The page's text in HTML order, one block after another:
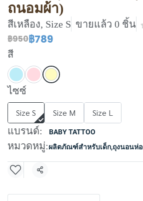
ถนอมผ้า)
สีเหลือง, Size S ขายแล้ว 0 ชิ้น
฿950฿789
สี
ไซซ์
Size S Size M Size L
แบรนด์: BABY TATTOO
หมวดหมู่:ผลิตภัณฑ์สำหรับเด็ก,ถุงนอนห่
แชร์